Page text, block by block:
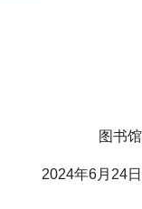
图书馆
2024年6月24日